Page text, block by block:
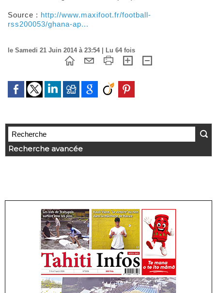
Source : http://www.maxifoot.fr/football-
rss200053/ghana-ap...
le Samedi 21 Juin 2014 à 23:54 | Lu 64 fois
Recherche avancée